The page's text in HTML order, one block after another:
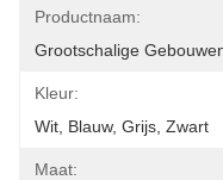
Productnaam:
Grootschalige
Kleur:
Wit, Blauw, Grijs, Zwart
Maat: